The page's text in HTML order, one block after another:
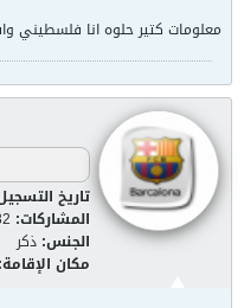
معلومات كتير حلوه انا فلسطيني
تاريخ
المشاركات:
الجنس: ذكر
مكان الإقامة: